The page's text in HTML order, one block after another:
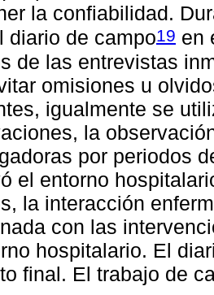
la confiabilidad.
diario de campo19 en
de las entrevistas
omisiones u
igualmente se
la
por periodos
el entorno
la interacción
con las
hospitalario. El
final. El trabajo de